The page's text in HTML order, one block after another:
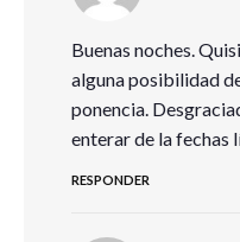
Buenas noches.
alguna posibilidad
ponencia.
enterar de la fechas
RESPONDER